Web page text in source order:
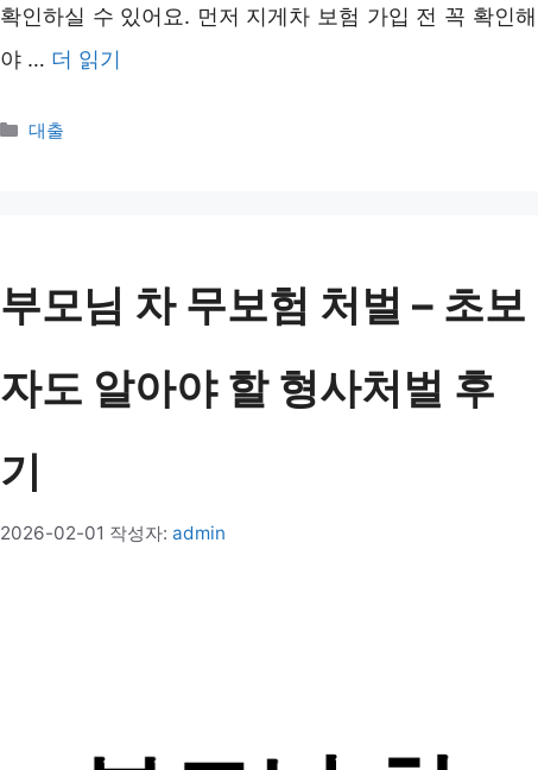
확인하실 수 있어요. 먼저 지게차 보험 가입 전 꼭 확인해
야 … 더 읽기
카
대출
부모님 차 무보험 처벌 – 초보
자도 알아야 할 형사처벌 후
기
2026-02-01 작성자: admin